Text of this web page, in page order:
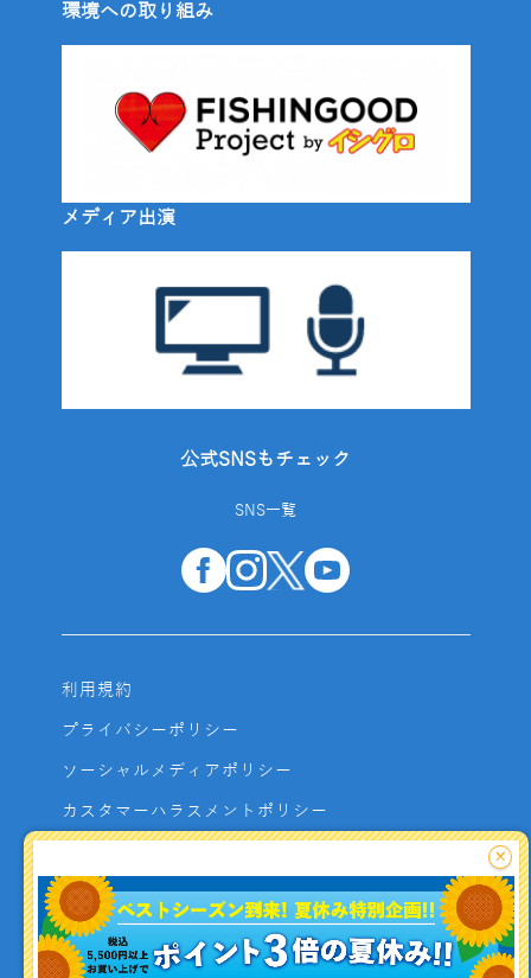
環境への取り組み
メディア出演
公式SNSもチェック
SNS一覧
利用規約
プライバシーポリシー
ソーシャルメディアポリシー
カスタマーハラスメントポリシー
よくあるご質問
お問い合わせ
利用者資金の保全方法
×